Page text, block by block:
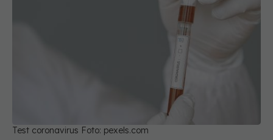
Test coronavirus Foto: pexels.com